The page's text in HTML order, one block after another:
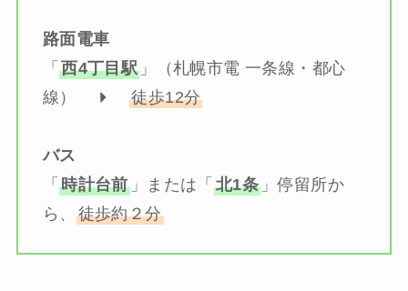
路面電車
「西4丁目駅 」（札幌市電 一条線・都心
線）
徒歩12分
バス
「時計台前」または「 北1条 」停留所か
ら、 徒歩約２分